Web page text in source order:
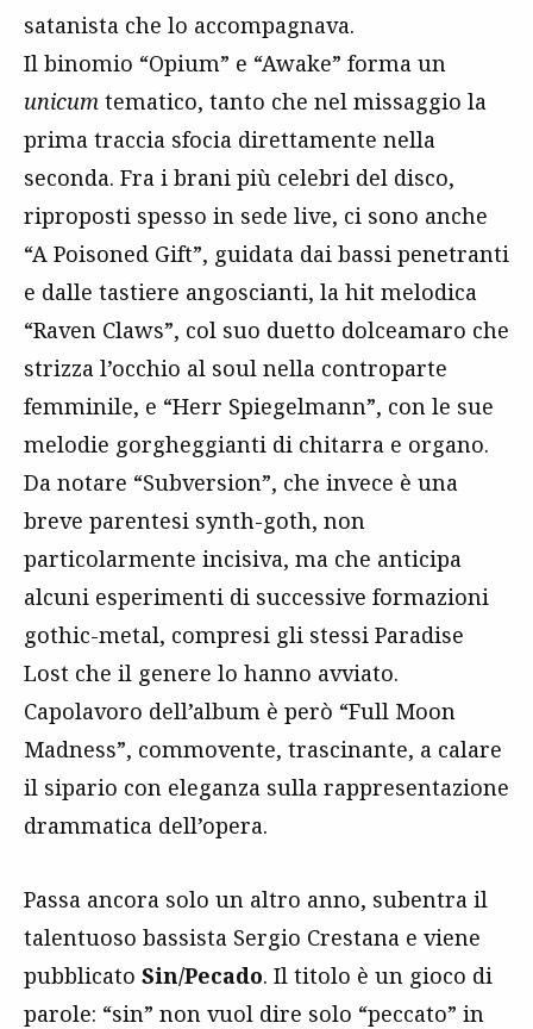
satanista che lo accompagnava.
Il binomio “Opium” e “Awake” forma un
unicum tematico, tanto che nel missaggio la
prima traccia sfocia direttamente nella
seconda. Fra i brani più celebri del disco,
riproposti spesso in sede live, ci sono anche
“A Poisoned Gift”, guidata dai bassi penetranti
e dalle tastiere angoscianti, la hit melodica
“Raven Claws”, col suo duetto dolceamaro che
strizza l’occhio al soul nella controparte
femminile, e “Herr Spiegelmann”, con le sue
melodie gorgheggianti di chitarra e organo.
Da notare “Subversion”, che invece è una
breve parentesi synth-goth, non
particolarmente incisiva, ma che anticipa
alcuni esperimenti di successive formazioni
gothic-metal, compresi gli stessi Paradise
Lost che il genere lo hanno avviato.
Capolavoro dell’album è però “Full Moon
Madness”, commovente, trascinante, a calare
il sipario con eleganza sulla rappresentazione
drammatica dell’opera.
Passa ancora solo un altro anno, subentra il
talentuoso bassista Sergio Crestana e viene
pubblicato Sin/Pecado. Il titolo è un gioco di
parole: “sin” non vuol dire solo “peccato” in